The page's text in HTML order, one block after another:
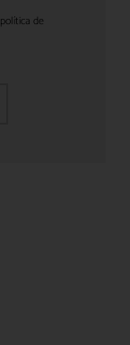
política de